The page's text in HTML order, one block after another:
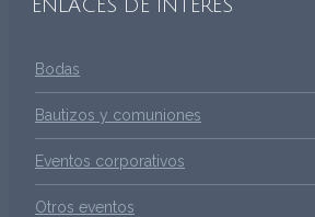
ENLACES DE INTERÉS
Bodas
Bautizos y comuniones
Eventos corporativos
Otros eventos